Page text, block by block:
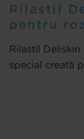
Rilastil
pentru
Rilastil
special creată